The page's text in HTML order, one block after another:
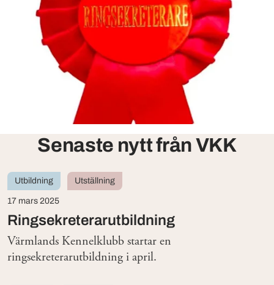
Senaste nytt från VKK
Ringsekreterarutbildning
Utbildning Utställning
17 mars 2025
Värmlands Kennelklubb startar en
ringsekreterarutbildning i april.